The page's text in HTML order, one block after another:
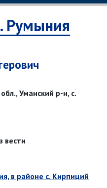
Румыния
Уманский р-н, с.
вести
в районе с. Кирпиций